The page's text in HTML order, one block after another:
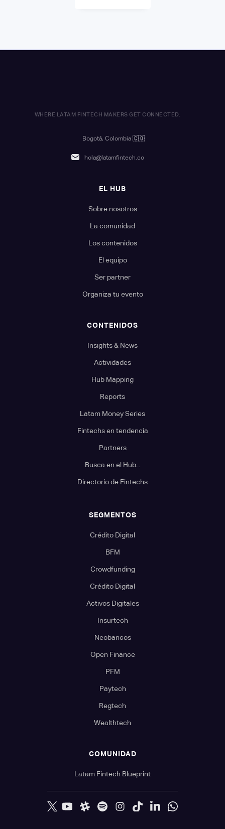
WHERE LATAM FINTECH MAKERS GET CONNECTED.
Bogotá, Colombia 🇨🇴
hola@latamfintech.co
EL HUB
Sobre nosotros
La comunidad
Los contenidos
El equipo
Ser partner
Organiza tu evento
CONTENIDOS
Insights & News
Actividades
Hub Mapping
Reports
Latam Money Series
Fintechs en tendencia
Partners
Busca en el Hub...
Directorio de Fintechs
SEGMENTOS
Crédito Digital
BFM
Crowdfunding
Crédito Digital
Activos Digitales
Insurtech
Neobancos
Open Finance
PFM
Paytech
Regtech
Wealthtech
COMUNIDAD
Latam Fintech Blueprint